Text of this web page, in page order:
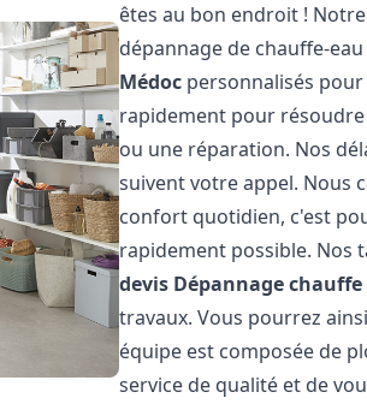
êtes au bon endroit !
dépannage de chauffe-
Médoc personnalisés
rapidement pour
ou une réparation. Nos
suivent votre appel. Nous
confort quotidien, c'est
rapidement possible. Nos
devis Dépannage
travaux. Vous pourrez
équipe est composée de
service de qualité et de